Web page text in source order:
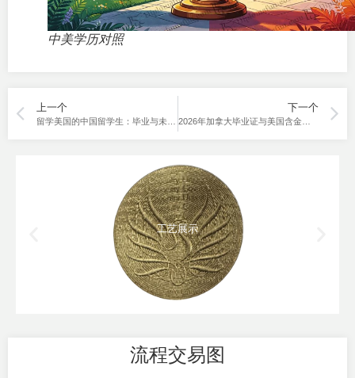
中美学历对照
上一个 下一个
2026年加拿大毕业证与美国含金量对比
工艺展示
流程交易图